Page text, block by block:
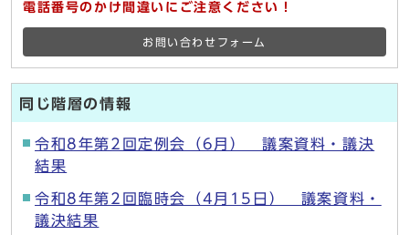
電話番号のかけ間違いにご注意ください！
お問い合わせフォーム
同じ階層の情報
令和8年第2回定例会（6月） 議案資料・議決
結果
令和8年第2回臨時会（4月15日） 議案資料・
議決結果